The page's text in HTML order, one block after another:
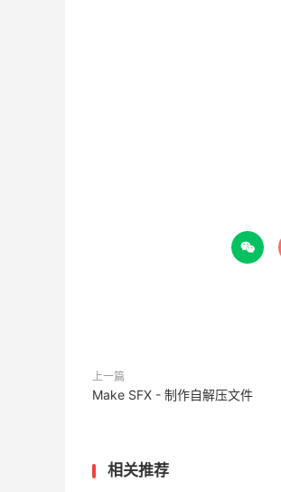

上一篇
Make SFX - 制作自解压文件
相关推荐